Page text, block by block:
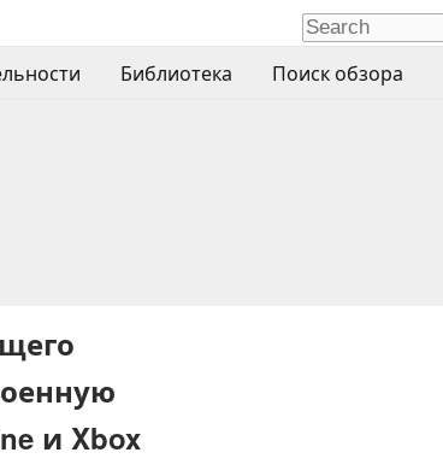
Библиотека Поиск обзора
и Xbox